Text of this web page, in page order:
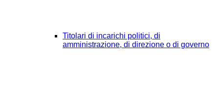
Titolari di incarichi politici, di
amministrazione, di direzione o di governo